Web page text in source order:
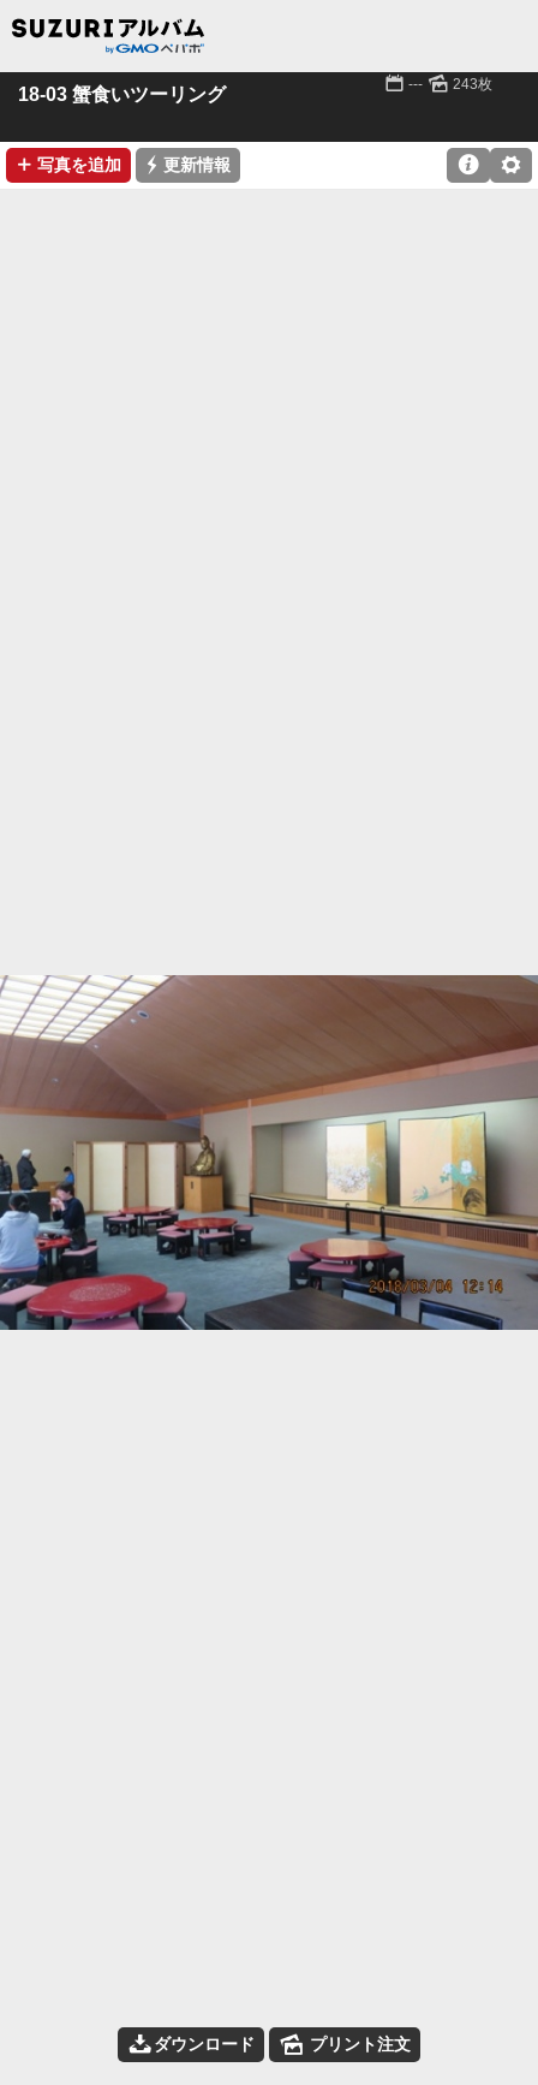
18-03 蟹食いツーリング 📅 --- 🌄 243枚
➕ 写真を追加 ⚡ 更新情報 ⚙

📥ダウンロード 🌄 プリント注文